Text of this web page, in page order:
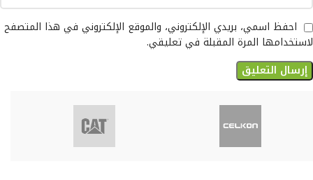
احفظ اسمي، بريدي الإلكتروني، والموقع الإلكتروني في هذا المتصفح
لاستخدامها المرة المقبلة في تعليقي.